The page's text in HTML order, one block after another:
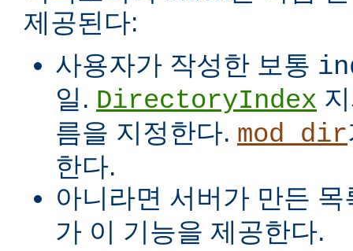
제공된다:
사용자가 작성한 보통
일. DirectoryIndex
름을 지정한다. mod_dir
한다.
아니라면 서버가 만든
가 이 기능을 제공한다.